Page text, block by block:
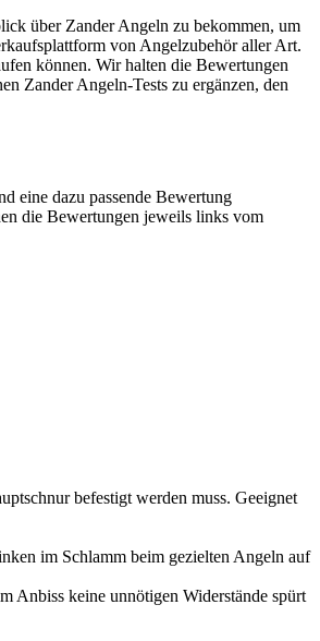
über Zander Angeln zu bekommen, um
von Angelzubehör aller Art.
können. Wir halten die Bewertungen
Zander Angeln-Tests zu ergänzen, den
eine dazu passende Bewertung
die Bewertungen jeweils links vom
befestigt werden muss. Geeignet
im Schlamm beim gezielten Angeln auf
keine unnötigen Widerstände spürt